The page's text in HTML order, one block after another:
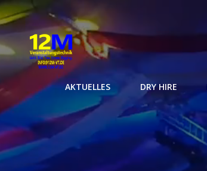
Zum
Inhalt
springen
AKTUELLES DRY HIRE